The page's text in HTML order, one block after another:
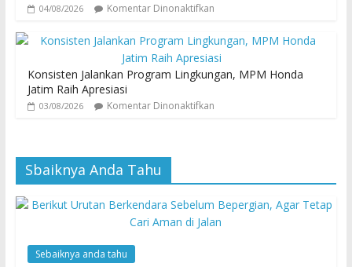
04/08/2026 Komentar Dinonaktifkan
Konsisten Jalankan Program Lingkungan, MPM Honda
Jatim Raih Apresiasi
03/08/2026 Komentar Dinonaktifkan
Sbaiknya Anda Tahu
Sebaiknya anda tahu